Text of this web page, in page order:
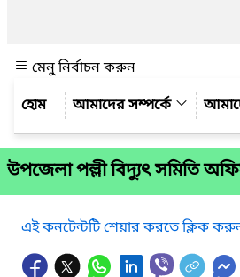
মেনু নির্বাচন করুন
আমাদের সম্পর্কে
উপজেলা পল্লী বিদ্যুৎ সমিতি
এই কনটেন্টটি শেয়ার করতে ক্লিক